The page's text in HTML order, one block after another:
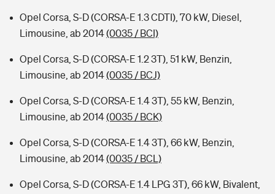
Opel Corsa, S-D (CORSA-E 1.3 CDTI), 70 kW, Diesel,
Limousine, ab 2014(0035 / BCI)
Opel Corsa, S-D (CORSA-E 1.2 3T), 51 kW, Benzin,
Limousine, ab 2014(0035 / BCJ)
Opel Corsa, S-D (CORSA-E 1.4 3T), 55 kW, Benzin,
Limousine, ab 2014(0035 / BCK)
Opel Corsa, S-D (CORSA-E 1.4 3T), 66 kW, Benzin,
Limousine, ab 2014(0035 / BCL)
Opel Corsa, S-D (CORSA-E 1.4 LPG 3T), 66 kW, Bivalent,